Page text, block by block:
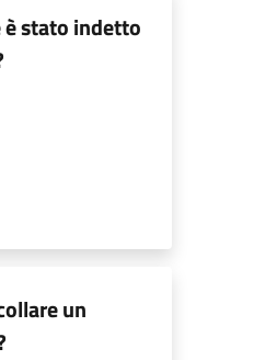
è stato indetto
un